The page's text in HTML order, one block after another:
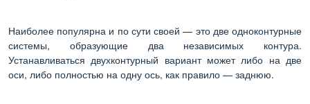
Наиболее популярна и по сути своей — это две одноконтурные
системы, образующие два независимых контура.
Устанавливаться двухконтурный вариант может либо на две
оси, либо полностью на одну ось, как правило — заднюю.